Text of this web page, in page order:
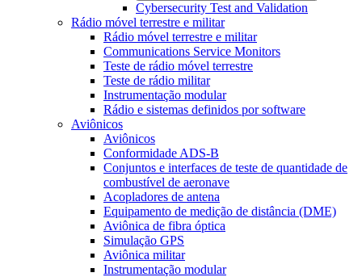
Cybersecurity Test and Validation
Rádio móvel terrestre e militar
Rádio móvel terrestre e militar
Communications Service Monitors
Teste de rádio móvel terrestre
Teste de rádio militar
Instrumentação modular
Rádio e sistemas definidos por software
Aviônicos
Aviônicos
Conformidade ADS-B
Conjuntos e interfaces de teste de quantidade de
combustível de aeronave
Acopladores de antena
Equipamento de medição de distância (DME)
Aviônica de fibra óptica
Simulação GPS
Aviônica militar
Instrumentação modular